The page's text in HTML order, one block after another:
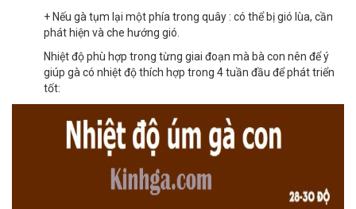
+ Nếu gà tụm lại một phía trong quây : có thể bị gió lùa, cần
phát hiện và che hướng gió.
Nhiệt độ phù hợp trong từng giai đoạn mà bà con nên để ý
giúp gà có nhiệt độ thích hợp trong 4 tuần đầu để phát triển
tốt: